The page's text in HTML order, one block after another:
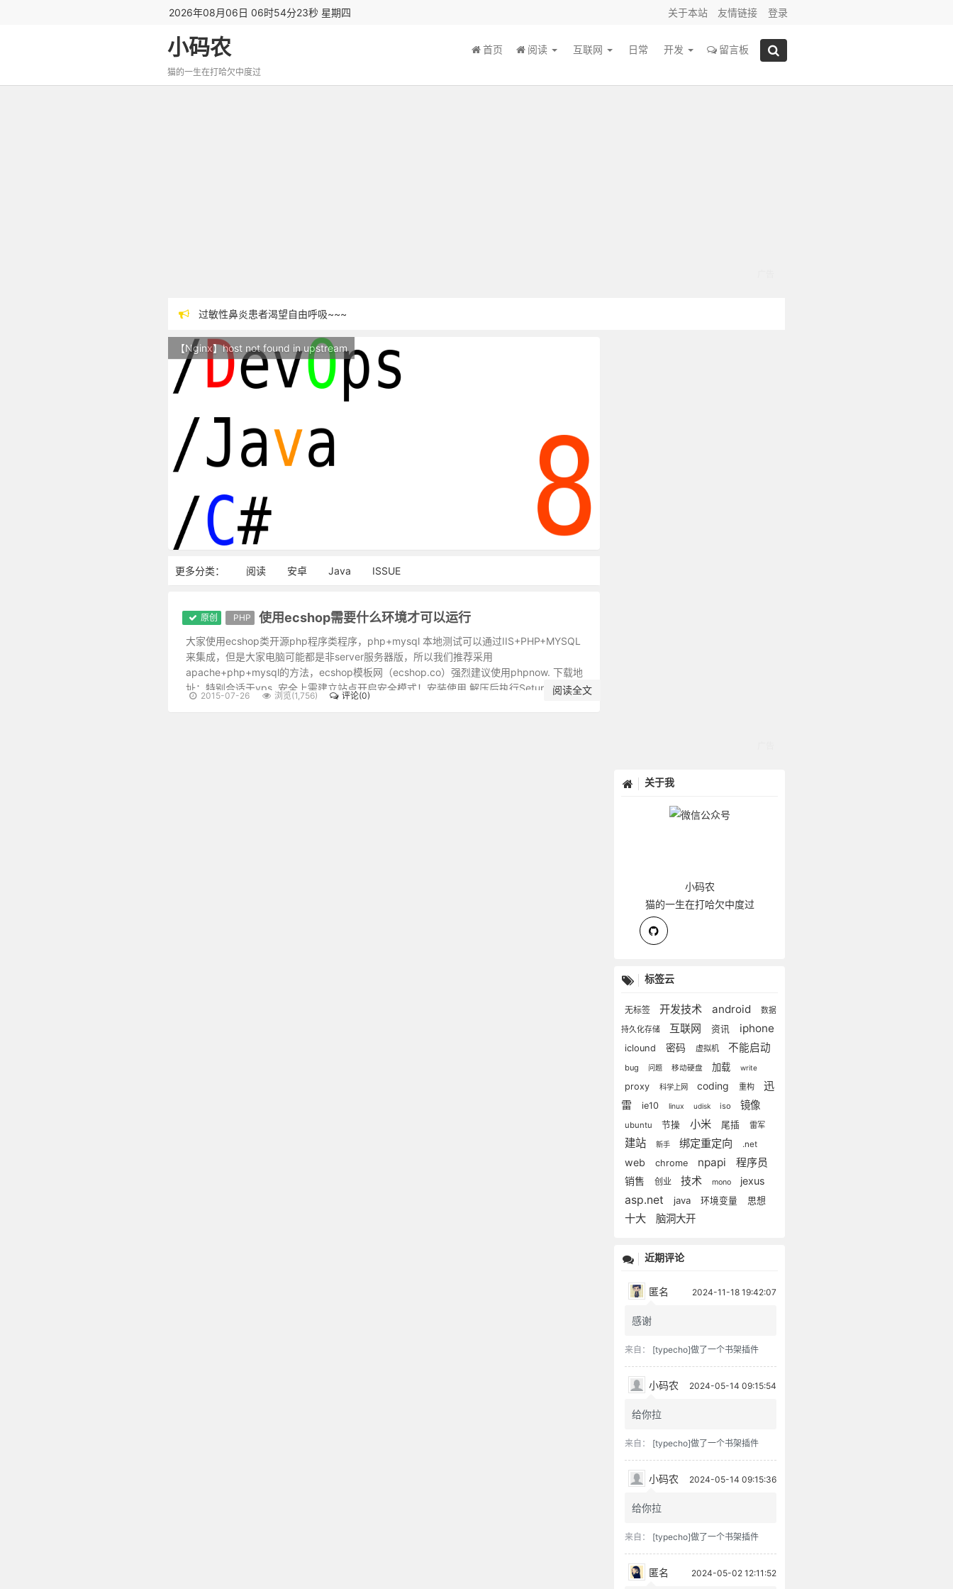
2026年08月06日 06时54分23秒 星期四 关于本站 友情链接 登录
小码农
猫的一生在打哈欠中度过
首页 阅读 互联网 日常 开发 留言板
过敏性鼻炎患者渴望自由呼吸~~~
站点随时调整中，如果不能访问，请稍等片刻
反对日本核废水排海
【Nginx】host not found in upstream
更多分类： 阅读 安卓 Java ISSUE
原创 PHP 使用ecshop需要什么环境才可以运行
大家使用ecshop类开源php程序类程序，php+mysql 本地测试可以通过IIS+PHP+MYSQL
来集成，但是大家电脑可能都是非server服务器版，所以我们推荐采用
apache+php+mysql的方法，ecshop模板网（ecshop.co）强烈建议使用phpnow. 下载地
址：特别合适于vps. 安全上需建立站点开启安全模式！安装使用 解压后执行Setup.cmd。
2015-07-26 浏览(1,756) 评论(0) 阅读全文
关于我
小码农
猫的一生在打哈欠中度过
标签云
无标签 开发技术 android
数据
持久化存储
互联网 资讯 iphone
iclound 密码 虚拟机 不能启动
bug 问题 移动硬盘 加载 write
proxy 科学上网 coding 重构
迅
雷
ie10 linux udisk iso 镜像
ubuntu 节操 小米 尾插 雷军
建站 新手 绑定重定向 .net
web chrome npapi 程序员
销售 创业 技术 mono jexus
asp.net java 环境变量 思想
十大 脑洞大开
近期评论
匿名 2024-11-18 19:42:07
感谢
来自： [typecho]做了一个书架插件
小码农 2024-05-14 09:15:54
给你拉
来自： [typecho]做了一个书架插件
小码农 2024-05-14 09:15:36
给你拉
来自： [typecho]做了一个书架插件
匿名 2024-05-02 12:11:52